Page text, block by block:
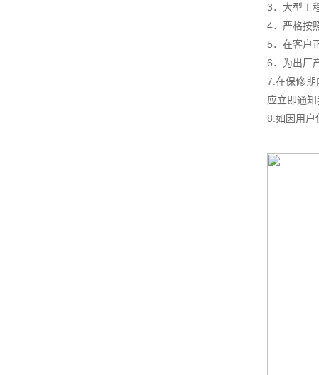
3．大型工
4．严格按
5．在客户
6．为出厂
7.在保修期
应立即通
8.如因用户